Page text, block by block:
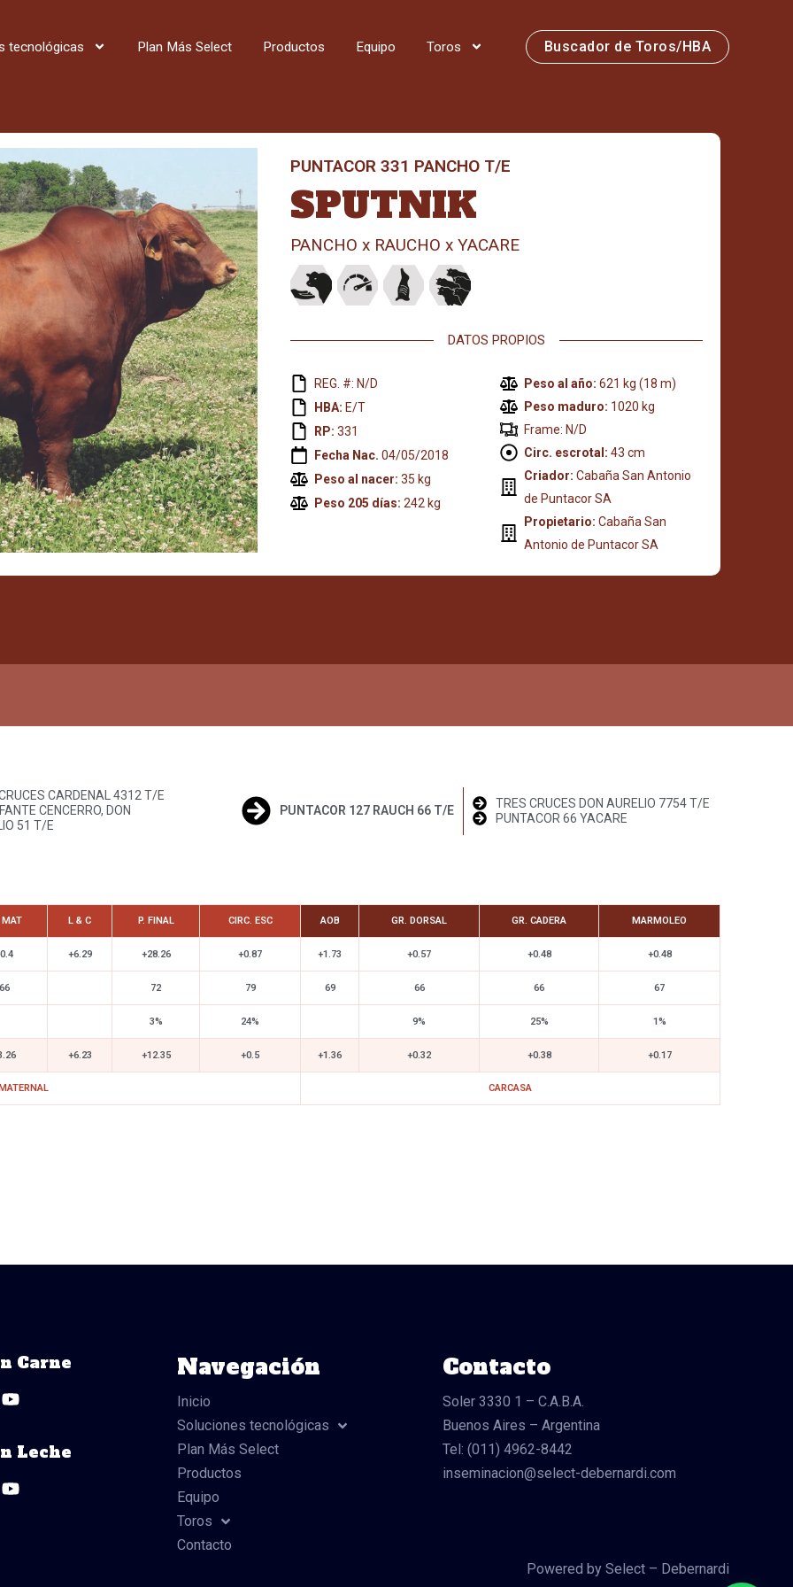
tecnológicas Plan Más Select Productos Equipo Toros Buscador de Toros/HBA
PUNTACOR 331 PANCHO T/E
SPUTNIK
PANCHO x RAUCHO x YACARE
DATOS PROPIOS
REG. #: N/D
HBA: E/T
RP: 331
Fecha Nac. 04/05/2018
Peso al nacer: 35 kg
Peso 205 días: 242 kg
Peso al año: 621 kg (18 m)
Peso maduro: 1020 kg
Frame: N/D
Circ. escrotal: 43 cm
Criador: Cabaña San Antonio
de Puntacor SA
Propietario: Cabaña San
Antonio de Puntacor SA
CARDENAL 4312 T/E
CENCERRO, DON
51 T/E
PUNTACOR 127 RAUCH 66 T/E
TRES CRUCES DON AURELIO 7754 T/E
PUNTACOR 66 YACARE
MAT L & C P. FINAL CIRC. ESC AOB GR. DORSAL GR. CADERA MARMOLEO
CARCASA
+6.29 +28.26 +0.87 +1.73 +0.57 +0.48 +0.48
66 72 79 69 66 66 67
3% 24% 9% 25% 1%
+6.23 +12.35 +0.5 +1.36 +0.32 +0.38 +0.17
Carne
o
u
e
Leche
o
Navegación
Inicio
Soluciones tecnológicas
Plan Más Select
Productos
Equipo
Toros
Contacto
Contacto
Soler 3330 1 – C.A.B.A.
Buenos Aires – Argentina
Tel: (011) 4962-8442
inseminacion@select-debernardi.com
Powered by Select – Debernardi